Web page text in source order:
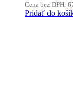
Cena bez DPH:
Pridať do